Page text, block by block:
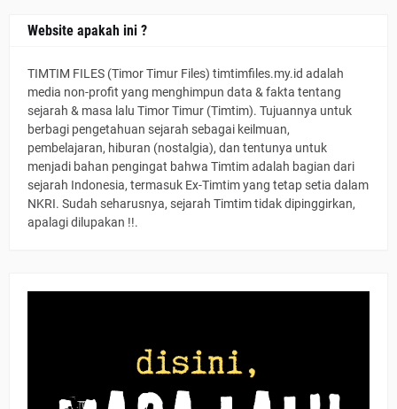
Website apakah ini ?
TIMTIM FILES (Timor Timur Files) timtimfiles.my.id adalah
media non-profit yang menghimpun data & fakta tentang
sejarah & masa lalu Timor Timur (Timtim). Tujuannya untuk
berbagi pengetahuan sejarah sebagai keilmuan,
pembelajaran, hiburan (nostalgia), dan tentunya untuk
menjadi bahan pengingat bahwa Timtim adalah bagian dari
sejarah Indonesia, termasuk Ex-Timtim yang tetap setia dalam
NKRI. Sudah seharusnya, sejarah Timtim tidak dipinggirkan,
apalagi dilupakan !!.